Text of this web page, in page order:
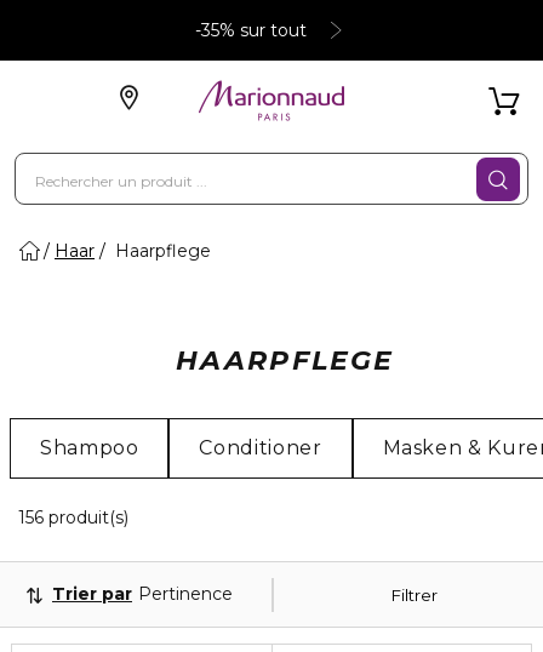
-35% sur tout
Haar Haarpflege
HAARPFLEGE
Shampoo Conditioner Masken &
156 produit(s)
Filtrer
Trier par Pertinence